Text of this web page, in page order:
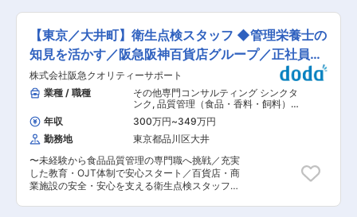
岐にわたる検査・分析サービスを提供し、地域社
会の安全と健康を支えています。最新の分析機器
を完備し、正確かつ迅速な結果を提供できる体制
を整えています。社員一人ひとりが専門知識を活
かし、成長できる環境が整っており、地域社会に
貢献しながらキャリアアップを目指す方に最適な
職場です。 変更の範囲：当社業務全般
を推進するとともに、各研究拠点・事業会社に点
在するデジタル人財や取り組みをつなぎ、R&D本
部としてのデジタル基盤・インフラを整備する役
割を担っています。 今後のさらなるDX推進に向
け、社内の研究現場と連携しながら、専門性を活
かして実行力を発揮いただける人財を採用したい
と考えております。 ■業務内容 キリングループ
R&Dにおけるデジタル活用を、研究現場と協働し
ながら段階的に推進していただきます。 研究員や
各事業会社の担当者と連携し、実際の業務課題に
即したDXの企画・導入・定着を担っていただき
ます。 ・R&DプロセスのDX推進/効率化 例：研
究現場の課題整理や要件定義。AIやデジタルツイ
ンを活用した研究データの自動収集・解析、研究
計画の最適化ツール導入 ・デジタル基盤・インフ
ラの整備・運用 例：技術情報データベースやデ
【東京／大井町】衛生点検スタッフ ◆管理栄養士の
知見を活かす／阪急阪神百貨店グループ／正社員登
用前提
株式会社阪急クオリティーサポート
業種 / 職種
その他専門コンサルティング シンクタ
ンク , 品質管理（食品・香料・飼料）
製造・生産オペレーター（食品・香
料・飼料）
年収 300万円~349万円
勤務地
東京都品川区大井
〜未経験から食品品質管理の専門職へ挑戦／充実
した教育・OJT体制で安心スタート／百貨店・商
業施設の安全・安心を支える衛生点検スタッフ〜